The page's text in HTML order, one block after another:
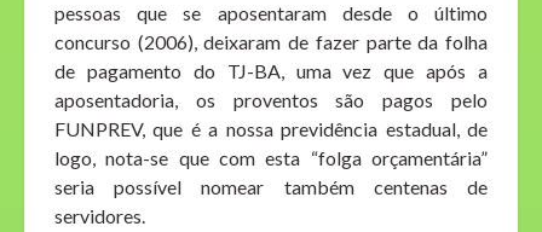
pessoas que se aposentaram desde o último
concurso (2006), deixaram de fazer parte da folha
de pagamento do TJ-BA, uma vez que após a
aposentadoria, os proventos são pagos pelo
FUNPREV, que é a nossa previdência estadual, de
logo, nota-se que com esta “folga orçamentária”
seria possível nomear também centenas de
servidores.